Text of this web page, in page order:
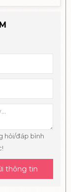
hỏi/đáp bình
thông tin